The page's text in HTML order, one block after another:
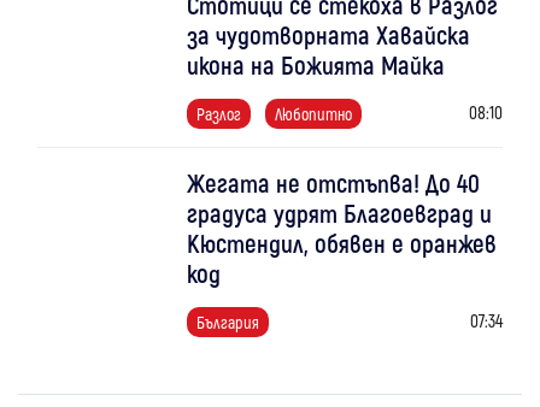
за чудотворната Хавайска
икона на Божията Майка
Разлог Любопитно 08:10
Жегата не отстъпва! До 40
градуса удрят Благоевград и
Кюстендил, обявен е оранжев
код
България 07:34